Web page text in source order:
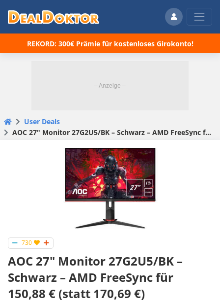
REKORD: 300€ Prämie für kostenloses Girokonto!
User Deals
AOC 27" Monitor 27G2U5/BK – Schwarz – AMD FreeSync für 150,88 € (statt 170,69 €)
730
AOC 27" Monitor 27G2U5/BK –
Schwarz – AMD FreeSync für
150,88 € (statt 170,69 €)